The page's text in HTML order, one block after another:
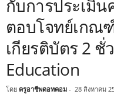
กับการประเมิ
ตอบโจทย์เกณ
เกียรติบัตร 2 ชั่
Education
โดย ครูอาชีพดอทคอม - 28 สิงหาคม